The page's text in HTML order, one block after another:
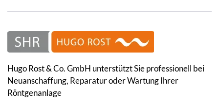
Hugo Rost & Co. GmbH unterstützt Sie professionell bei
Neuanschaffung, Reparatur oder Wartung Ihrer
Röntgenanlage